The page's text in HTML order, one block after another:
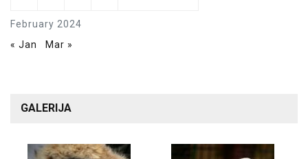
February 2024
« Jan Mar »
GALERIJA